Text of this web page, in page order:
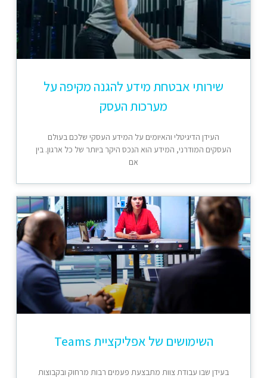
שירותי אבטחת מידע להגנה מקיפה על
מערכות העסק
העידן הדיגיטלי והאיומים על המידע העסקי שלכם בעולם
העסקים המודרני, המידע הוא הנכס היקר ביותר של כל ארגון. בין
אם
השימושים של אפליקציית Teams
בעידן שבו עבודת צוות מתבצעת פעמים רבות מרחוק ובקבוצות